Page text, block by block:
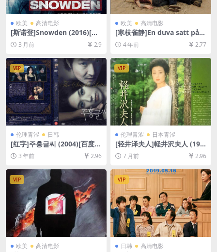
欧美 高清电影
[斯诺登]Snowden (2016)[百
度网盘+夸克网盘1080P超清
未删减资源][网盘在线播放/下
载][MP4/8.6GB][中英字幕]
3 月前 2.9
欧美 高清电影
[寒枝雀静]En duva satt på e
n gren och funderade på til
lvaron (2014)[百度网盘+迅雷
云盘资源1080P超清未删减]
[MP4/6.3GB][中文字幕]
4 年前 2.77
VIP
伦理青涩 日韩
[红字]주홍글씨 (2004)[百度网
盘+迅雷云盘资源1080P超清
未删减][MP4/5.7GB][韩语中
字]
3 年前 2.96
VIP
伦理青涩 日本青涩
[轻井泽夫人]軽井沢夫人 (198
2)[百度网盘+夸克网盘1080P
超清未删减资源][网盘下载][M
P4/7GB][中文字幕]【手机/平
板无法在线播放，请使用电脑
下载防和谐压缩包（含解压密
码）】
7 月前 2.96
VIP
欧美 高清电影
VIP
日韩 高清电影